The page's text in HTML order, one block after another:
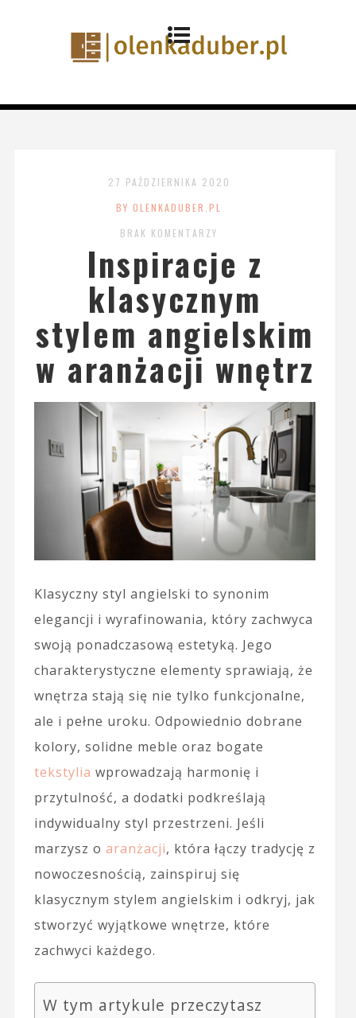
27 PAŹDZIERNIKA 2020
BY OLENKADUBER.PL
BRAK KOMENTARZY
Inspiracje z
klasycznym
stylem angielskim
w aranżacji wnętrz
Klasyczny styl angielski to synonim
elegancji i wyrafinowania, który zachwyca
swoją ponadczasową estetyką. Jego
charakterystyczne elementy sprawiają, że
wnętrza stają się nie tylko funkcjonalne,
ale i pełne uroku. Odpowiednio dobrane
kolory, solidne meble oraz bogate
tekstylia wprowadzają harmonię i
przytulność, a dodatki podkreślają
indywidualny styl przestrzeni. Jeśli
marzysz o aranżacji, która łączy tradycję z
nowoczesnością, zainspiruj się
klasycznym stylem angielskim i odkryj, jak
stworzyć wyjątkowe wnętrze, które
zachwyci każdego.
W tym artykule przeczytasz